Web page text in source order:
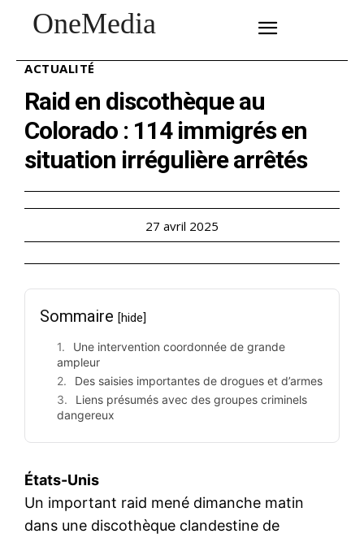
OneMedia
ACTUALITÉ
Raid en discothèque au
Colorado : 114 immigrés en
situation irrégulière arrêtés
27 avril 2025
Sommaire [hide]
Une intervention coordonnée de grande
ampleur
Des saisies importantes de drogues et d’armes
Liens présumés avec des groupes criminels
dangereux
États-Unis
Un important raid mené dimanche matin
dans une discothèque clandestine de